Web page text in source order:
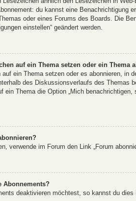
du kannst eine Benachrichtigung
oder eines Forums des Boards. Die
einstellen“ geändert werden.
auf ein Thema setzen oder ein Thema
ein Thema setzen oder es abonnieren, in
des Diskussionsverlaufs des Themas
ein Thema die Option „Mich
verwende im Forum den Link „Forum
Abonnements?
deaktivieren möchtest, so kannst du